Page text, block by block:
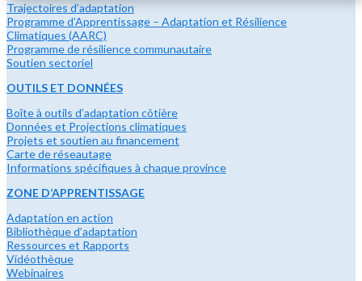
Trajectoires d’adaptation
Programme d’Apprentissage – Adaptation et Résilience
Climatiques (AARC)
Programme de résilience communautaire
Soutien sectoriel
OUTILS ET DONNÉES
Boîte à outils d’adaptation côtière
Données et Projections climatiques
Projets et soutien au financement
Carte de réseautage
Informations spécifiques à chaque province
ZONE D’APPRENTISSAGE
Adaptation en action
Bibliothèque d’adaptation
Ressources et Rapports
Vidéothèque
Webinaires